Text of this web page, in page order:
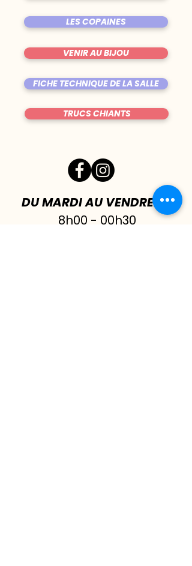
LES COPAINES
VENIR AU BIJOU
FICHE TECHNIQUE DE LA SALLE
TRUCS CHIANTS
DU MARDI AU VENDREDI|
8h00 - 00h30